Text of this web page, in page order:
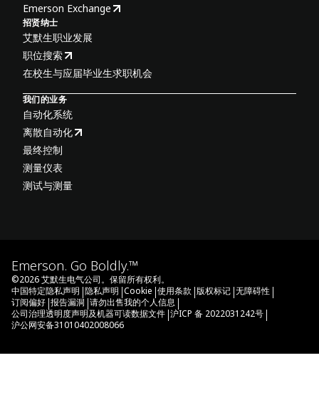
Emerson Exchange
招贤纳士
艾默生职业发展
职位搜索
在校生与应届毕业生求职机会
我们的业务
自动化系统
离散自动化
最终控制
测量仪表
测试与测量
Emerson. Go Boldly.™
©2026艾默生电气公司。保留所有权利。
中国特定隐私声明 |隐私声明 |Cookie |使用条款 |版权标记 |无障碍性 |
订阅偏好 |报告漏洞 |请勿出售我的个人信息 |
公司治理透明度声明及机器可读数据文件 |沪ICP 备 2022031242号 |
沪公网安备31010402008066